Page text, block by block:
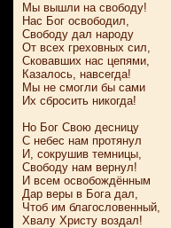
Мы вышли на свободу!
Нас Бог освободил,
Свободу дал народу
От всех греховных сил,
Сковавших нас цепями,
Казалось, навсегда!
Мы не смогли бы сами
Их сбросить никогда!
Но Бог Свою десницу
С небес нам протянул
И, сокрушив темницы,
Свободу нам вернул!
И всем освобождённым
Дар веры в Бога дал,
Чтоб им благословенный,
Хвалу Христу воздал!